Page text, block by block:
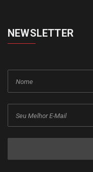
NEWSLETTER